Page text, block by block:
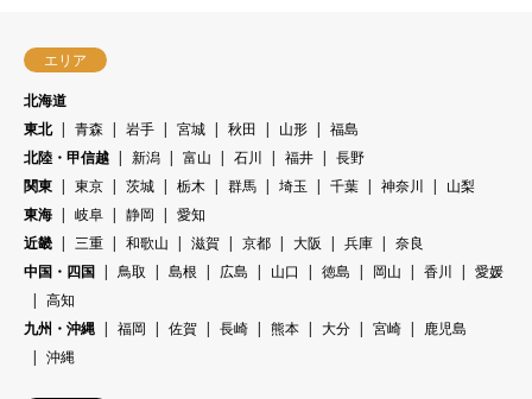
エリア
北海道
東北
青森 岩手 宮城 秋田 山形
福島
北陸・甲信越
新潟 富山 石川 福井
長野
関東
東京 茨城 栃木 群馬 埼玉 千葉 神奈川
山梨
東海
岐阜 静岡
愛知
近畿
三重 和歌山 滋賀 京都 大阪 兵庫
奈良
中国・四国
鳥取 島根 広島 山口 徳島 岡山 香川
愛媛
高知
九州・沖縄
福岡 佐賀 長崎 熊本 大分 宮崎
鹿児島
沖縄